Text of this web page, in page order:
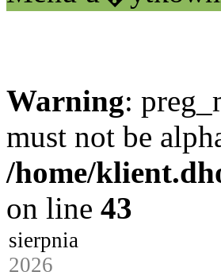
Warning:
must not be
/home/
on line 43
sierpnia
2026